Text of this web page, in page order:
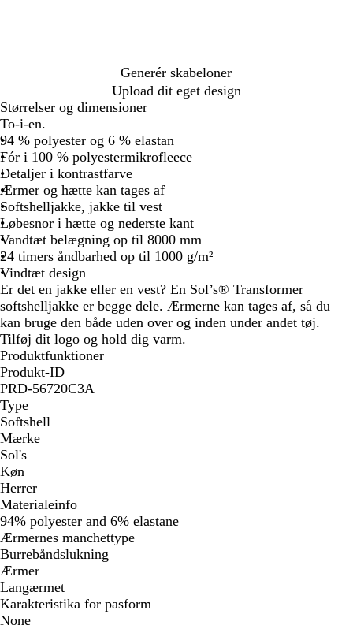
n
e
b
l
å
r
å
Generér skabeloner
Upload dit eget design
Størrelser og dimensioner
To-i-en.
94 % polyester og 6 % elastan
Fór i 100 % polyestermikrofleece
Detaljer i kontrastfarve
Ærmer og hætte kan tages af
Softshelljakke, jakke til vest
Løbesnor i hætte og nederste kant
Vandtæt belægning op til 8000 mm
24 timers åndbarhed op til 1000 g/m²
Vindtæt design
Er det en jakke eller en vest? En Sol’s® Transformer
softshelljakke er begge dele. Ærmerne kan tages af, så du
kan bruge den både uden over og inden under andet tøj.
Tilføj dit logo og hold dig varm.
Produktfunktioner
Produkt-ID
PRD-56720C3A
Type
Softshell
Mærke
Sol's
Køn
Herrer
Materialeinfo
94% polyester and 6% elastane
Ærmernes manchettype
Burrebåndslukning
Ærmer
Langærmet
Karakteristika for pasform
None